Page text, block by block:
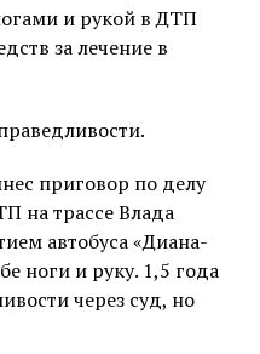
повышая степень
как в
Российской
потому что
губернатор
визита будут
приговор по делу
на трассе Влада
автобуса «Диана-
ноги и руку. 1,5 года
через суд, но